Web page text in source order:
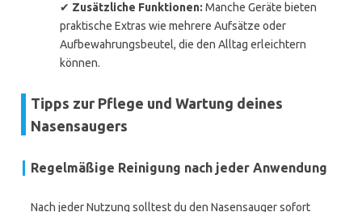
✔ Zusätzliche Funktionen: Manche Geräte bieten
praktische Extras wie mehrere Aufsätze oder
Aufbewahrungsbeutel, die den Alltag erleichtern
können.
Tipps zur Pflege und Wartung deines
Nasensaugers
Regelmäßige Reinigung nach jeder Anwendung
Nach jeder Nutzung solltest du den Nasensauger sofort